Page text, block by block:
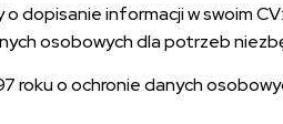
o dopisanie informacji w swoim CV:
osobowych dla potrzeb
roku o ochronie danych